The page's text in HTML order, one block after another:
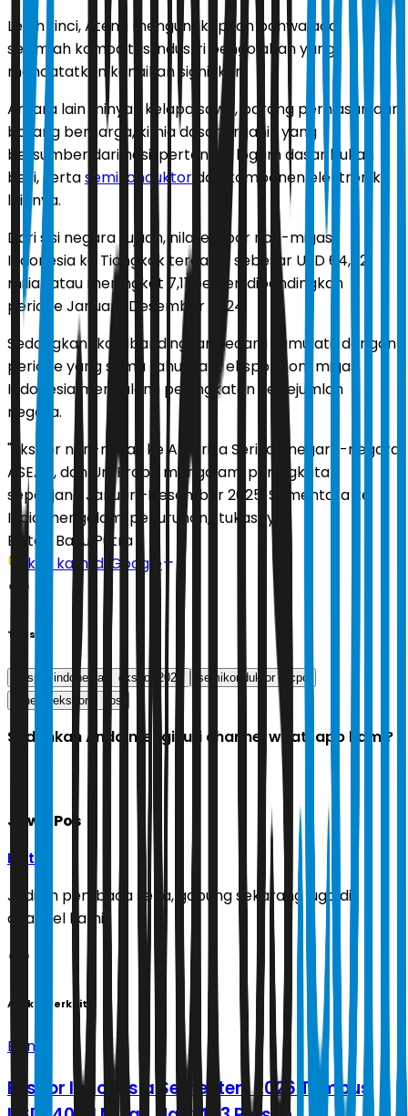
Lebih rinci, Ateng mengungkapkan bahwa ada
sejumlah komoditas industri pengolahan yang
mencatatkan kenaikan signifikan.
Antara lain minyak kelapa sawit, barang perhiasan dan
barang berharga, kimia dasar organik yang
bersumber dari hasil pertanian, logam dasar bukan
besi, sertasemikonduktor dan komponen elektronik
lainnya.
Dari sisi negara tujuan, nilai ekspor non-migas
Indonesia ke Tiongkok tercatat sebesar USD 64,82
miliar atau meningkat 7,11 persen dibandingkan
periode Januari–Desember 2024.
Sedangkan jika dibandingkan secara kumulatif dengan
periode yang sama tahun lalu, ekspor non-migas
Indonesia mengalami peningkatan ke sejumlah
negara.
"Ekspor non-migas ke Amerika Serikat, negara-negara
ASEAN, dan Uni Eropa mengalami peningkatan
sepanjang Januari–Desember 2025. Sementara ke
India mengalami penurunan," tukasnya.
Editor: Bayu Putra
Ikuti kami di Google
Tags
ekspor indonesia ekspor 2025 semikonduktor
cpo
kinerja ekspor
bps
Sudahkah Anda mengikuti channel whatsapp kami?
Jawa Pos
Ikuti
Jadilah pembaca setia, gabung sekarang juga di
channel kami!
Artikel Terkait
Bisnis
Ekspor Indonesia Semester I 2026 Tembus